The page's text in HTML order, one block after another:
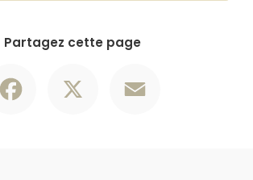
Partagez cette page